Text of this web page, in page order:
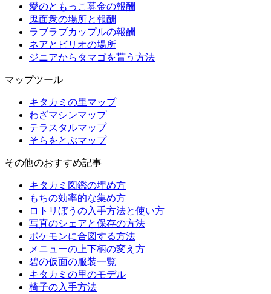
愛のともっこ募金の報酬
鬼面衆の場所と報酬
ラブラブカップルの報酬
ネアとビリオの場所
ジニアからタマゴを貰う方法
マップツール
キタカミの里マップ
わざマシンマップ
テラスタルマップ
そらをとぶマップ
その他のおすすめ記事
キタカミ図鑑の埋め方
もちの効率的な集め方
ロトリぼうの入手方法と使い方
写真のシェアと保存の方法
ポケモンに合図する方法
メニューの上下柄の変え方
碧の仮面の服装一覧
キタカミの里のモデル
椅子の入手方法